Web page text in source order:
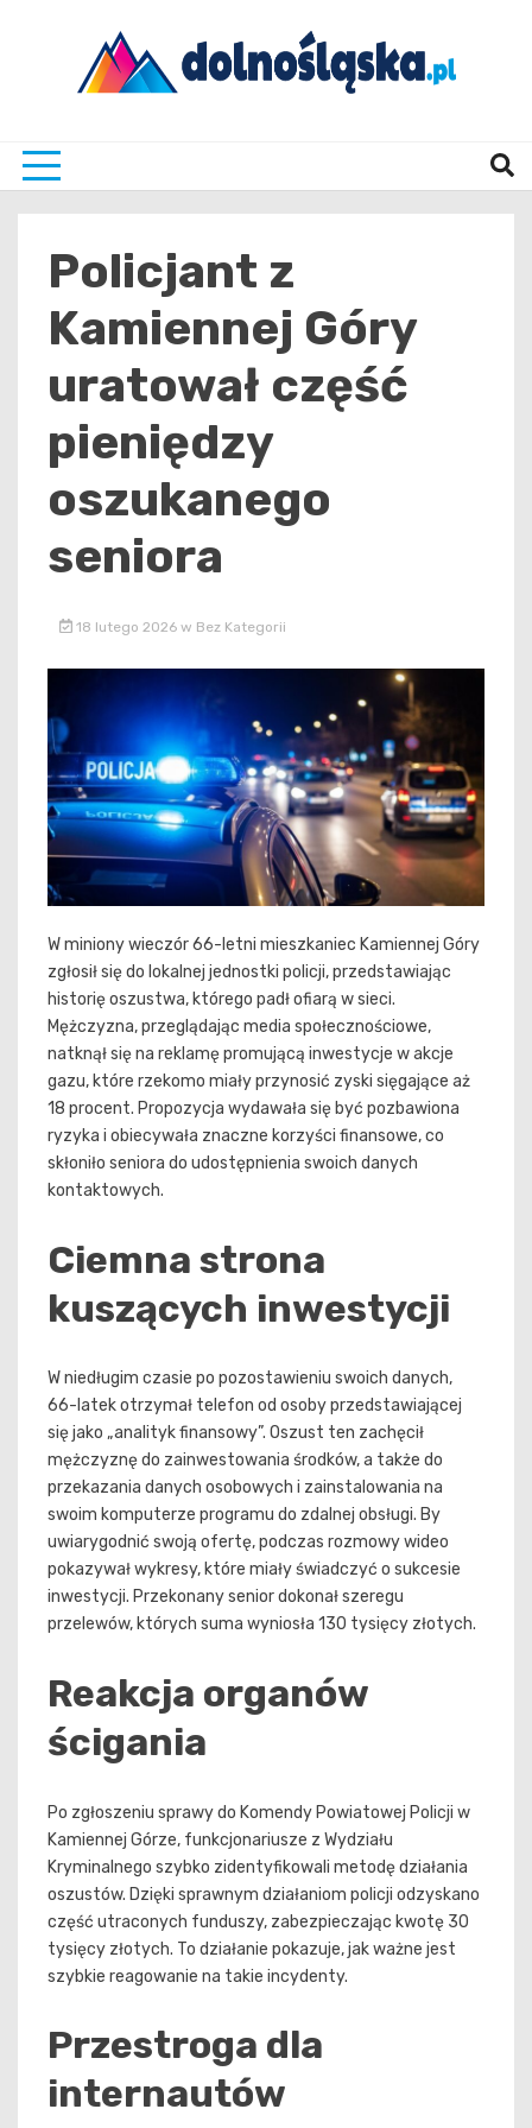
Policjant z
Kamiennej Góry
uratował część
pieniędzy
oszukanego
seniora
18 lutego 2026 w Bez Kategorii
W miniony wieczór 66-letni mieszkaniec Kamiennej Góry
zgłosił się do lokalnej jednostki policji, przedstawiając
historię oszustwa, którego padł ofiarą w sieci.
Mężczyzna, przeglądając media społecznościowe,
natknął się na reklamę promującą inwestycje w akcje
gazu, które rzekomo miały przynosić zyski sięgające aż
18 procent. Propozycja wydawała się być pozbawiona
ryzyka i obiecywała znaczne korzyści finansowe, co
skłoniło seniora do udostępnienia swoich danych
kontaktowych.
Ciemna strona
kuszących inwestycji
W niedługim czasie po pozostawieniu swoich danych,
66-latek otrzymał telefon od osoby przedstawiającej
się jako „analityk finansowy”. Oszust ten zachęcił
mężczyznę do zainwestowania środków, a także do
przekazania danych osobowych i zainstalowania na
swoim komputerze programu do zdalnej obsługi. By
uwiarygodnić swoją ofertę, podczas rozmowy wideo
pokazywał wykresy, które miały świadczyć o sukcesie
inwestycji. Przekonany senior dokonał szeregu
przelewów, których suma wyniosła 130 tysięcy złotych.
Reakcja organów
ścigania
Po zgłoszeniu sprawy do Komendy Powiatowej Policji w
Kamiennej Górze, funkcjonariusze z Wydziału
Kryminalnego szybko zidentyfikowali metodę działania
oszustów. Dzięki sprawnym działaniom policji odzyskano
część utraconych funduszy, zabezpieczając kwotę 30
tysięcy złotych. To działanie pokazuje, jak ważne jest
szybkie reagowanie na takie incydenty.
Przestroga dla
internautów